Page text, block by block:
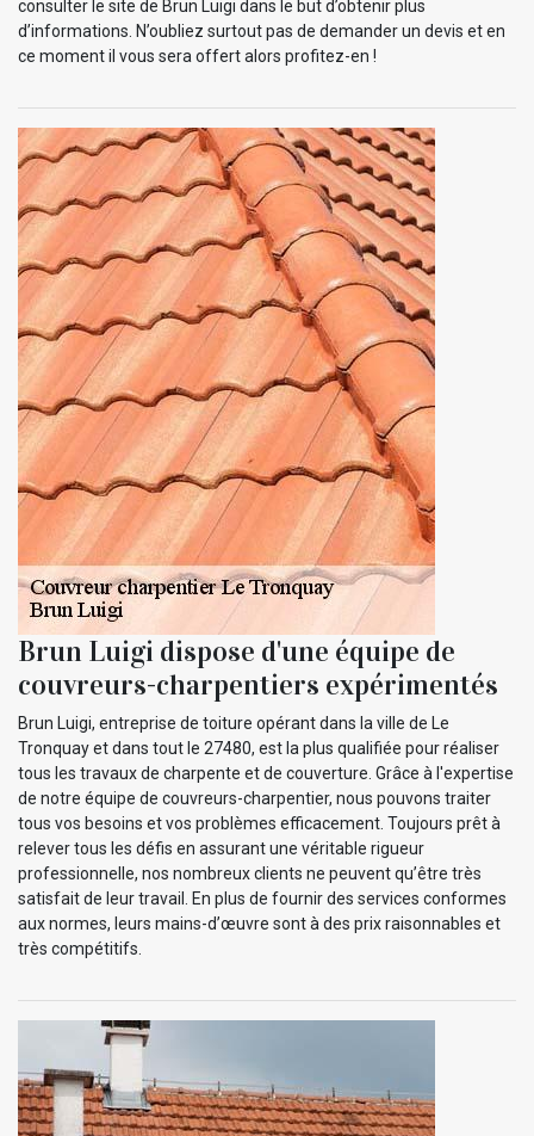
consulter le site de Brun Luigi dans le but d’obtenir plus
d’informations. N’oubliez surtout pas de demander un devis et en
ce moment il vous sera offert alors profitez-en !
Brun Luigi dispose d'une équipe de
couvreurs-charpentiers expérimentés
Brun Luigi, entreprise de toiture opérant dans la ville de Le
Tronquay et dans tout le 27480, est la plus qualifiée pour réaliser
tous les travaux de charpente et de couverture. Grâce à l'expertise
de notre équipe de couvreurs-charpentier, nous pouvons traiter
tous vos besoins et vos problèmes efficacement. Toujours prêt à
relever tous les défis en assurant une véritable rigueur
professionnelle, nos nombreux clients ne peuvent qu’être très
satisfait de leur travail. En plus de fournir des services conformes
aux normes, leurs mains-d’œuvre sont à des prix raisonnables et
très compétitifs.